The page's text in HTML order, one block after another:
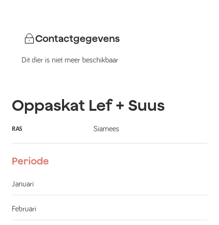
Contactgegevens
Dit dier is niet meer beschikbaar
Oppaskat Lef + Suus
RAS Siamees
Periode
Januari
Februari